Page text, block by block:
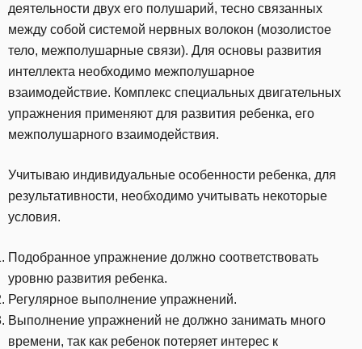
деятельности двух его полушарий, тесно связанных
между собой системой нервных волокон (мозолистое
тело, межполушарные связи). Для основы развития
интеллекта необходимо межполушарное
взаимодействие. Комплекс специальных двигательных
упражнения применяют для развития ребенка, его
межполушарного взаимодействия.
Учитываю индивидуальные особенности ребенка, для
результативности, необходимо учитывать некоторые
условия.
Подобранное упражнение должно соответствовать
уровню развития ребенка.
Регулярное выполнение упражнений.
Выполнение упражнений не должно занимать много
времени, так как ребенок потеряет интерес к